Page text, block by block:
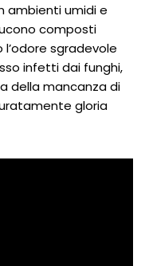
ambienti umidi e
composti
sgradevole
infetti dai funghi,
della mancanza di
gloria